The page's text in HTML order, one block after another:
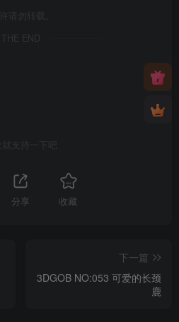
请勿转载。
THE END
就支持一下吧
分享 收藏
下一篇
3DGOB NO:053 可爱的长颈
鹿